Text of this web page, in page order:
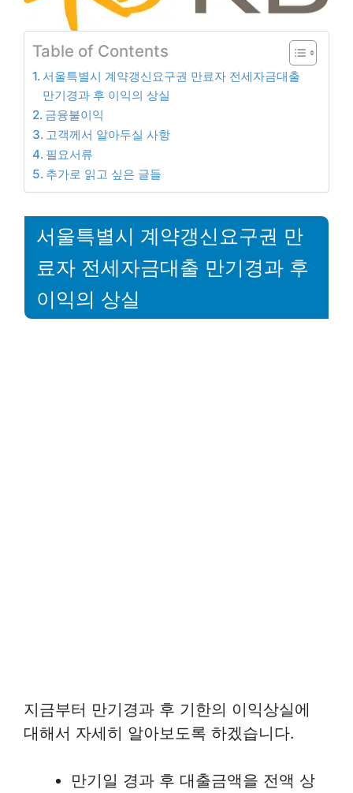
Table of Contents
서울특별시 계약갱신요구권 만료자 전세자금대출
만기경과 후 이익의 상실
금융불이익
고객께서 알아두실 사항
필요서류
추가로 읽고 싶은 글들
서울특별시 계약갱신요구권 만
료자 전세자금대출 만기경과 후
이익의 상실
지금부터 만기경과 후 기한의 이익상실에
대해서 자세히 알아보도록 하겠습니다.
만기일 경과 후 대출금액을 전액 상